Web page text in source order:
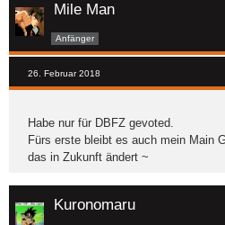
Mile Man
Anfänger
26. Februar 2018
Habe nur für DBFZ gevoted.
Fürs erste bleibt es auch mein Main
das in Zukunft ändert ~
Kuronomaru